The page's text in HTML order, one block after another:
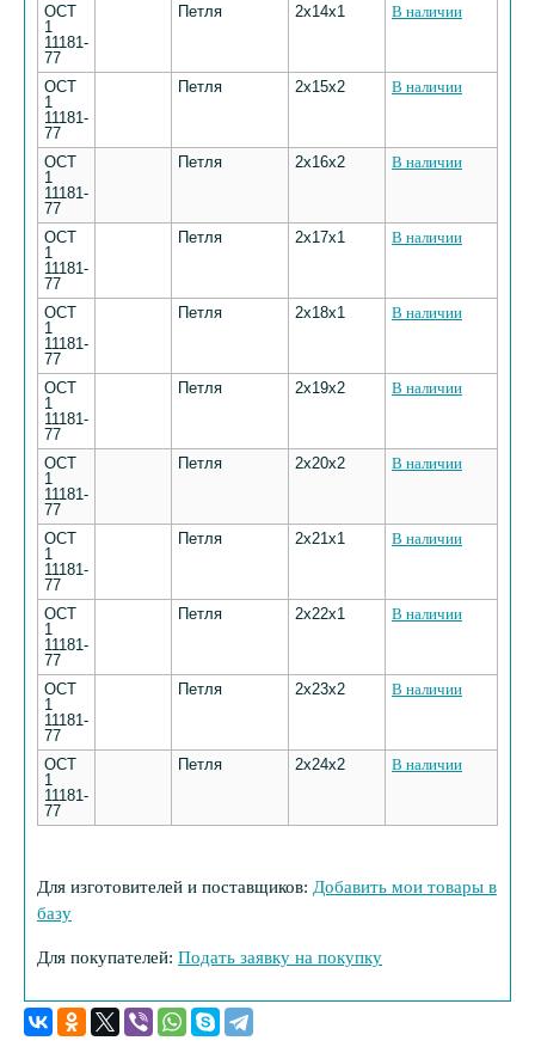
ОСТ
1
11181-
77
Петля 2х14х1 В наличии
ОСТ
1
11181-
77
Петля 2х15х2 В наличии
ОСТ
1
11181-
77
Петля 2х16х2 В наличии
ОСТ
1
11181-
77
Петля 2х17х1 В наличии
ОСТ
1
11181-
77
Петля 2х18х1 В наличии
ОСТ
1
11181-
77
Петля 2х19х2 В наличии
ОСТ
1
11181-
77
Петля 2х20х2 В наличии
ОСТ
1
11181-
77
Петля 2х21х1 В наличии
ОСТ
1
11181-
77
Петля 2х22х1 В наличии
ОСТ
1
11181-
77
Петля 2х23х2 В наличии
ОСТ
1
11181-
77
Петля 2х24х2 В наличии
Для изготовителей и поставщиков: Добавить мои товары в
базу
Для покупателей: Подать заявку на покупку